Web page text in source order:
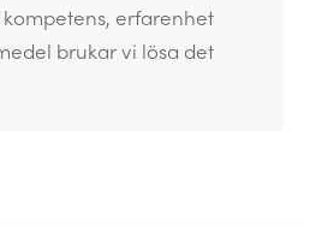
erfarenhet
brukar vi lösa det